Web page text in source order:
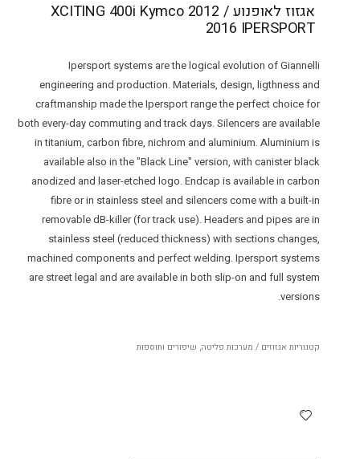
אגזוז לאופנוע XCITING 400i Kymco 2012 /
2016 IPERSPORT
Ipersport systems are the logical evolution of Giannelli
engineering and production. Materials, design, ligthness and
craftmanship made the Ipersport range the perfect choice for
both every-day commuting and track days. Silencers are available
in titanium, carbon fibre, nichrom and aluminium. Aluminium is
available also in the "Black Line" version, with canister black
anodized and laser-etched logo. Endcap is available in carbon
fibre or in stainless steel and silencers come with a built-in
removable dB-killer (for track use). Headers and pipes are in
stainless steel (reduced thickness) with sections changes,
machined components and perfect welding. Ipersport systems
are street legal and are available in both slip-on and full system
versions.
קטגוריות אגזוזים / מערכות פליטה, שיפורים ותוספות